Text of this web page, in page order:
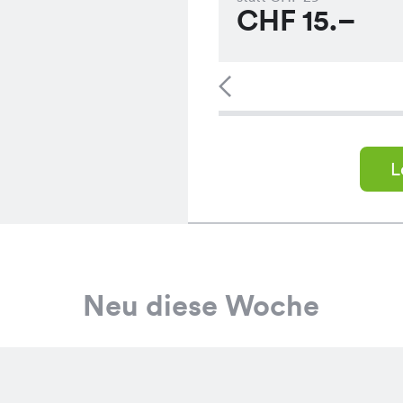
CHF 15.–
Neu diese Woche